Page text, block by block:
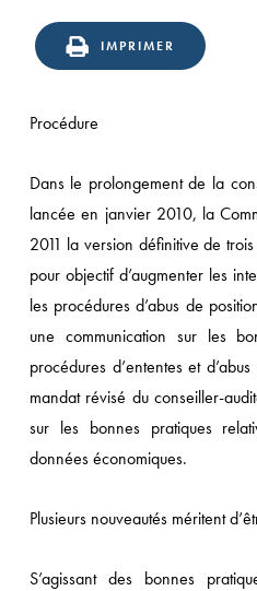
IMPRIMER
Procédure
Dans le prolongement de la
lancée en janvier 2010, la
2011 la version définitive de
pour objectif d’augmenter les
les procédures d’abus de
une communication sur les
procédures d’ententes et
mandat révisé du conseiller-
sur les bonnes pratiques
données économiques.
Plusieurs nouveautés méritent
S’agissant des bonnes